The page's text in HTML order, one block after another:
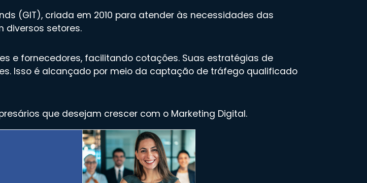
(GIT), criada em 2010 para atender às necessidades das
diversos setores.
e fornecedores, facilitando cotações. Suas estratégias de
Isso é alcançado por meio da captação de tráfego qualificado
que desejam crescer com o Marketing Digital.